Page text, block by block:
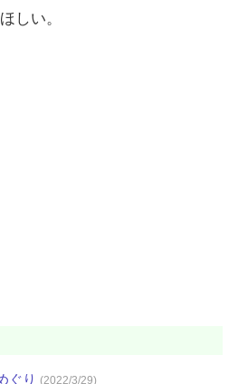
しい。
ぐり (2022/3/29)